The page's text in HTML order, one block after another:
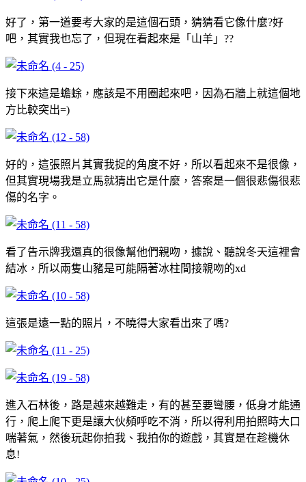
好了，第一道要考大家的是這個石頭，猜猜看它像什麼?好
吧，其實我也忘了，但現在看起來是「山羊」??
接下來這是蟾蜍，應該是不用圈起來吧，因為石牆上就這個地
方比較突出=)
好的，這張照片其實我捉的角度不好，所以看起來不是很像，
但其實現場我是立馬就猜出它是什麼，答案是一個很悲傷很悲
傷的名字。
看了告示牌我還真的很像幫他們親吻，據說、聽說冬天這裡會
結冰，所以兩隻山豬是可能隔著冰柱間接親吻的xd
這張是遠一點的照片，不曉得大家看出來了嗎?
進入石林後，路是越來越難走，有的甚至要彎腰，低身才能通
行，爬上爬下更是讓大伙頻呼吃不消，所以得利用拍照時大口
喘著氣，然後玩起你拍我、我拍你的遊戲，其實是在趁機休
息!